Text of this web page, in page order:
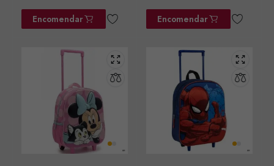
Encomendar
Encomendar